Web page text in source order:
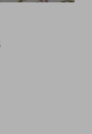
à €14.95